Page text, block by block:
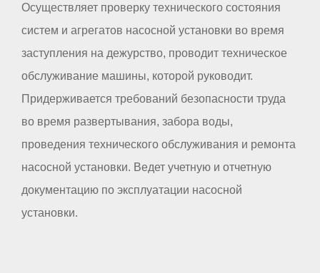
Осуществляет проверку технического состояния
систем и агрегатов насосной установки во время
заступления на дежурство, проводит техническое
обслуживание машины, которой руководит.
Придерживается требований безопасности труда
во время развертывания, забора воды,
проведения технического обслуживания и ремонта
насосной установки. Ведет учетную и отчетную
документацию по эксплуатации насосной
установки.